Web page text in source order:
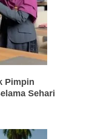
Pimpin
Sehari